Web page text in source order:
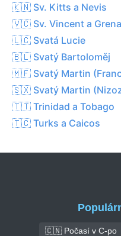
🇰🇳 Sv. Kitts a Nevis
🇻🇨 Sv. Vincent a
🇱🇨 Svatá Lucie
🇧🇱 Svatý Bartoloměj
🇲🇫 Svatý Martin
🇸🇽 Svatý Martin
🇹🇹 Trinidad a Tobago
🇹🇨 Turks a Caicos
🇨🇳 Počasí v C-po